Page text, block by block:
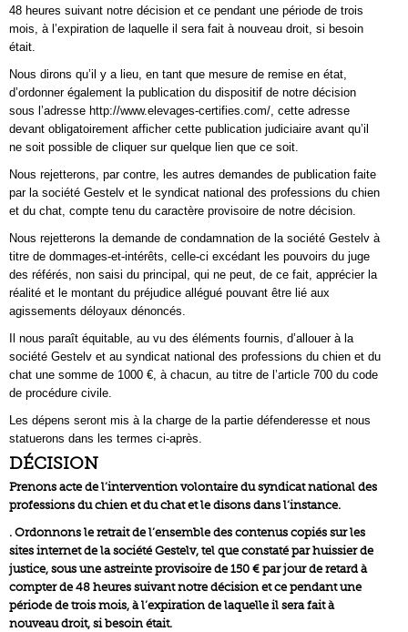
48 heures suivant notre décision et ce pendant une période de trois
mois, à l’expiration de laquelle il sera fait à nouveau droit, si besoin
était.
Nous dirons qu’il y a lieu, en tant que mesure de remise en état,
d’ordonner également la publication du dispositif de notre décision
sous l’adresse http://www.elevages-certifies.com/, cette adresse
devant obligatoirement afficher cette publication judiciaire avant qu’il
ne soit possible de cliquer sur quelque lien que ce soit.
Nous rejetterons, par contre, les autres demandes de publication faite
par la société Gestelv et le syndicat national des professions du chien
et du chat, compte tenu du caractère provisoire de notre décision.
Nous rejetterons la demande de condamnation de la société Gestelv à
titre de dommages-et-intérêts, celle-ci excédant les pouvoirs du juge
des référés, non saisi du principal, qui ne peut, de ce fait, apprécier la
réalité et le montant du préjudice allégué pouvant être lié aux
agissements déloyaux dénoncés.
Il nous paraît équitable, au vu des éléments fournis, d’allouer à la
société Gestelv et au syndicat national des professions du chien et du
chat une somme de 1000 €, à chacun, au titre de l’article 700 du code
de procédure civile.
Les dépens seront mis à la charge de la partie défenderesse et nous
statuerons dans les termes ci-après.
DÉCISION
Prenons acte de l’intervention volontaire du syndicat national des
professions du chien et du chat et le disons dans l‘instance.
. Ordonnons le retrait de l’ensemble des contenus copiés sur les
sites internet de la société Gestelv, tel que constaté par huissier de
justice, sous une astreinte provisoire de 150 € par jour de retard à
compter de 48 heures suivant notre décision et ce pendant une
période de trois mois, à l’expiration de laquelle il sera fait à
nouveau droit, si besoin était.